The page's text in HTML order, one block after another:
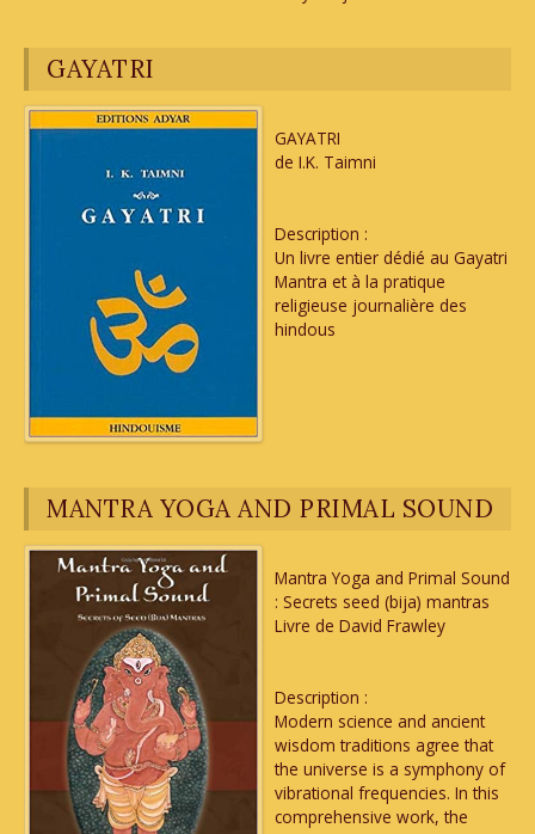
GAYATRI
GAYATRI
de I.K. Taimni
Description :
Un livre entier dédié au Gayatri
Mantra et à la pratique
religieuse journalière des
hindous
MANTRA YOGA AND PRIMAL SOUND
Mantra Yoga and Primal Sound
: Secrets seed (bija) mantras
Livre de David Frawley
Description :
Modern science and ancient
wisdom traditions agree that
the universe is a symphony of
vibrational frequencies. In this
comprehensive work, the